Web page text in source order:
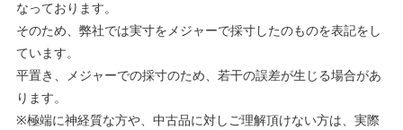
なっております。
そのため、弊社では実寸をメジャーで採寸したのものを表記をし
ています。
平置き、メジャーでの採寸のため、若干の誤差が生じる場合があ
ります。
※極端に神経質な方や、中古品に対しご理解頂けない方は、実際